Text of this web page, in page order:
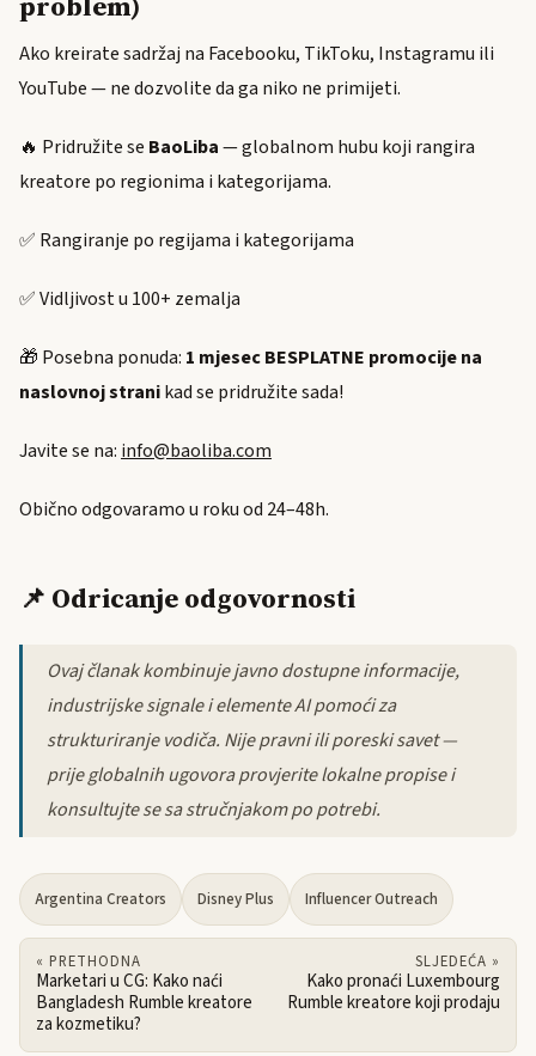
Ako kreirate sadržaj na Facebooku, TikToku, Instagramu ili
YouTube — ne dozvolite da ga niko ne primijeti.
🔥 Pridružite se BaoLiba— globalnom hubu koji rangira
kreatore po regionima i kategorijama.
✅ Rangiranje po regijama i kategorijama
✅ Vidljivost u 100+ zemalja
🎁 Posebna ponuda: 1 mjesec BESPLATNE promocije na
naslovnoj stranikad se pridružite sada!
Javite se na: info@baoliba.com
Obično odgovaramo u roku od 24–48h.
📌 Odricanje odgovornosti
Ovaj članak kombinuje javno dostupne informacije,
industrijske signale i elemente AI pomoći za
strukturiranje vodiča. Nije pravni ili poreski savet —
prije globalnih ugovora provjerite lokalne propise i
konsultujte se sa stručnjakom po potrebi.
Argentina Creators Disney Plus Influencer Outreach
« PRETHODNA
Marketari u CG: Kako naći
Bangladesh Rumble kreatore
za kozmetiku?
SLJEDEĆA »
Kako pronaći Luxembourg
Rumble kreatore koji prodaju